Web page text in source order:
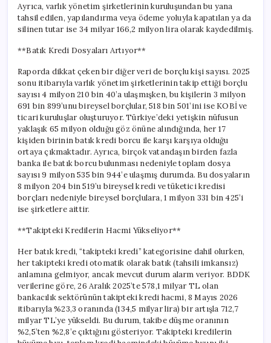
Ayrıca, varlık yönetim şirketlerinin kuruluşundan bu yana
tahsil edilen, yapılandırma veya ödeme yoluyla kapatılan ya da
silinen tutar ise 34 milyar 166,2 milyon lira olarak kaydedilmiş.
**Batık Kredi Dosyaları Artıyor**
Raporda dikkat çeken bir diğer veri de borçlu kişi sayısı. 2025
sonu itibarıyla varlık yönetim şirketlerinin takip ettiği borçlu
sayısı 4 milyon 210 bin 40’a ulaşmışken, bu kişilerin 3 milyon
691 bin 899’unu bireysel borçlular, 518 bin 501’ini ise KOBİ ve
ticari kuruluşlar oluşturuyor. Türkiye’deki yetişkin nüfusun
yaklaşık 65 milyon olduğu göz önüne alındığında, her 17
kişiden birinin batık kredi borcu ile karşı karşıya olduğu
ortaya çıkmaktadır. Ayrıca, birçok vatandaşın birden fazla
banka ile batık borcu bulunması nedeniyle toplam dosya
sayısı 9 milyon 535 bin 944’e ulaşmış durumda. Bu dosyaların
8 milyon 204 bin 519’u bireysel kredi ve tüketici kredisi
borçları nedeniyle bireysel borçlulara, 1 milyon 331 bin 425’i
ise şirketlere aittir.
**Takipteki Kredilerin Hacmi Yükseliyor**
Her batık kredi, “takipteki kredi” kategorisine dahil olurken,
her takipteki kredi otomatik olarak batık (tahsili imkansız)
anlamına gelmiyor, ancak mevcut durum alarm veriyor. BDDK
verilerine göre, 26 Aralık 2025’te 578,1 milyar TL olan
bankacılık sektörünün takipteki kredi hacmi, 8 Mayıs 2026
itibarıyla %23,3 oranında (134,5 milyar lira) bir artışla 712,7
milyar TL’ye yükseldi. Bu durum, takibe düşme oranının
%2,5’ten %2,8’e çıktığını gösteriyor. Takipteki kredilerin